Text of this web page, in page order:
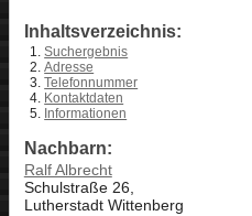
Inhaltsverzeichnis:
Suchergebnis
Adresse
Telefonnummer
Kontaktdaten
Informationen
Nachbarn:
Ralf Albrecht
Schulstraße 26,
Lutherstadt Wittenberg